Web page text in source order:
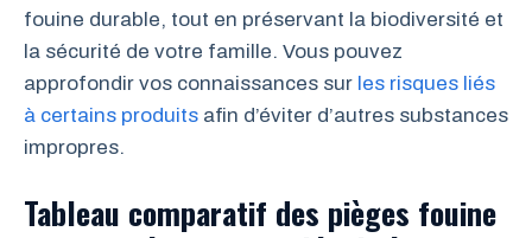
fouine durable, tout en préservant la biodiversité et
la sécurité de votre famille. Vous pouvez
approfondir vos connaissances sur les risques liés
à certains produits afin d’éviter d’autres substances
impropres.
Tableau comparatif des pièges fouine